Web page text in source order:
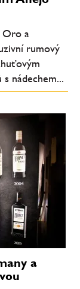
Oro a
rumový
nádechem...
a